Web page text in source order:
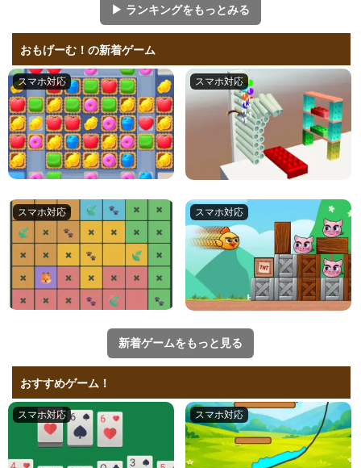
▶ ランキングをもっとみる
おもげーむ！の新着ゲーム
新着ゲームをもっと見る
おすすめゲーム！